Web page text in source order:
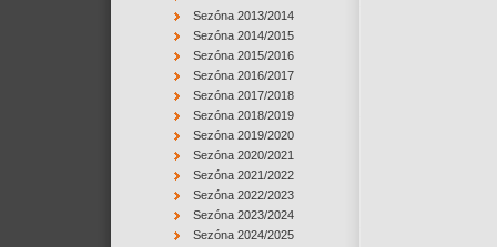
Sezóna 2013/2014
Sezóna 2014/2015
Sezóna 2015/2016
Sezóna 2016/2017
Sezóna 2017/2018
Sezóna 2018/2019
Sezóna 2019/2020
Sezóna 2020/2021
Sezóna 2021/2022
Sezóna 2022/2023
Sezóna 2023/2024
Sezóna 2024/2025